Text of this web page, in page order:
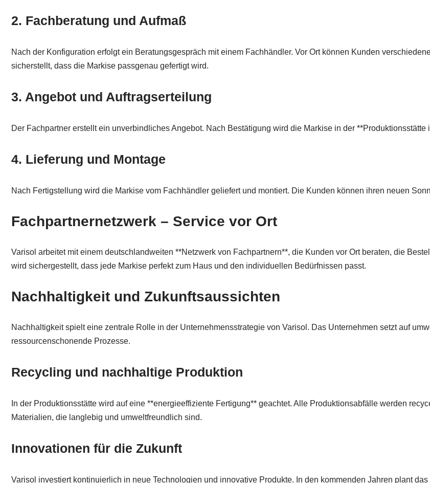
2. Fachberatung und Aufmaß
Nach der Konfiguration erfolgt ein Beratungsgespräch mit einem Fachhändler. Vor Ort können Kunden
sicherstellt, dass die Markise passgenau gefertigt wird.
3. Angebot und Auftragserteilung
Der Fachpartner erstellt ein unverbindliches Angebot. Nach Bestätigung wird die Markise in der
4. Lieferung und Montage
Nach Fertigstellung wird die Markise vom Fachhändler geliefert und montiert. Die Kunden können ihren neuen
Fachpartnernetzwerk – Service vor Ort
Varisol arbeitet mit einem deutschlandweiten **Netzwerk von Fachpartnern**, die Kunden vor Ort beraten, die
wird sichergestellt, dass jede Markise perfekt zum Haus und den individuellen Bedürfnissen passt.
Nachhaltigkeit und Zukunftsaussichten
Nachhaltigkeit spielt eine zentrale Rolle in der Unternehmensstrategie von Varisol. Das Unternehmen setzt auf
ressourcenschonende Prozesse.
Recycling und nachhaltige Produktion
In der Produktionsstätte wird auf eine **energieeffiziente Fertigung** geachtet. Alle Produktionsabfälle werden
Materialien, die langlebig und umweltfreundlich sind.
Innovationen für die Zukunft
Varisol investiert kontinuierlich in neue Technologien und innovative Produkte. In den kommenden Jahren plant